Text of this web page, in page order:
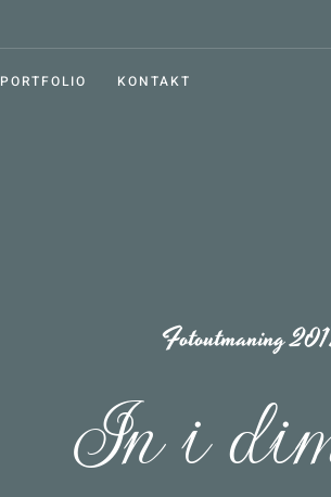
PORTFOLIO KONTAKT
Fotoutmaning
In i